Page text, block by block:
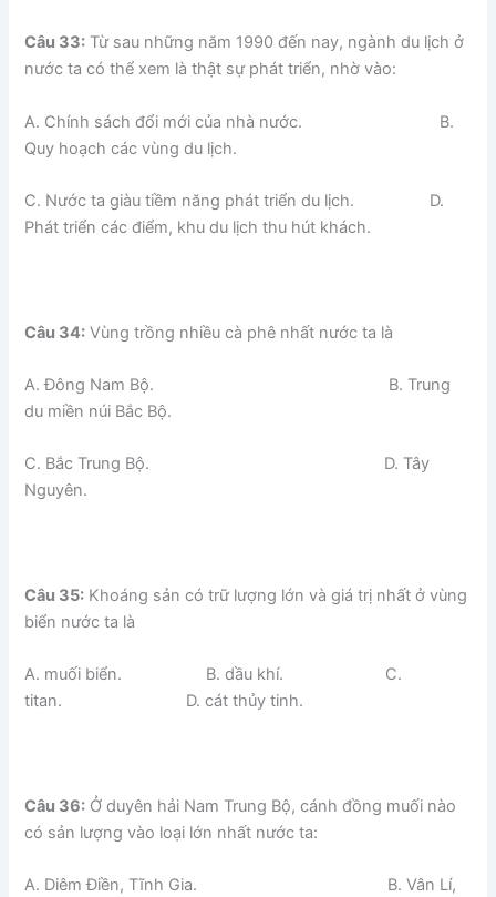
Câu 33: Từ sau những năm 1990 đến nay, ngành du lịch ở
nước ta có thể xem là thật sự phát triển, nhờ vào:
A. Chính sách đổi mới của nhà nước. B.
Quy hoạch các vùng du lịch.
C. Nước ta giàu tiềm năng phát triển du lịch. D.
Phát triển các điểm, khu du lịch thu hút khách.
Câu 34: Vùng trồng nhiều cà phê nhất nước ta là
A. Đông Nam Bộ. B. Trung
du miền núi Bắc Bộ.
C. Bắc Trung Bộ. D. Tây
Nguyên.
Câu 35: Khoáng sản có trữ lượng lớn và giá trị nhất ở vùng
biển nước ta là
A. muối biển. B. dầu khí. C.
titan. D. cát thủy tinh.
Câu 36: Ở duyên hải Nam Trung Bộ, cánh đồng muối nào
có sản lượng vào loại lớn nhất nước ta:
A. Diêm Điền, Tĩnh Gia. B. Vân Lí,